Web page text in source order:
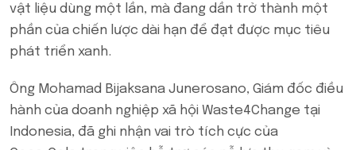
vật liệu dùng một lần, mà đang dần trở thành một
phần của chiến lược dài hạn để đạt được mục tiêu
phát triển xanh.
Ông Mohamad Bijaksana Junerosano, Giám đốc điều
hành của doanh nghiệp xã hội Waste4Change tại
Indonesia, đã ghi nhận vai trò tích cực của